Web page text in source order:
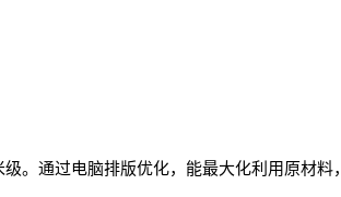
。通过电脑排版优化，能最大化利用原材料